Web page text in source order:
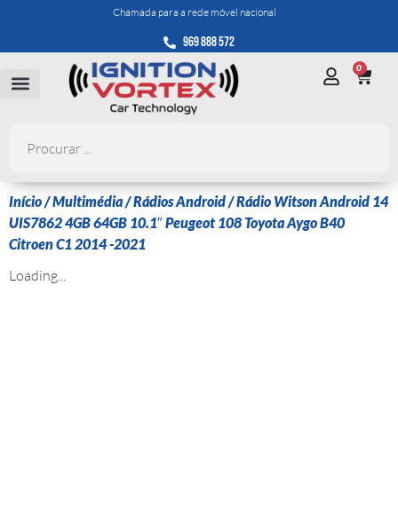
Chamada para a rede móvel nacional
969 888 572
0
Início/Multimédia/Rádios Android/ Rádio Witson Android 14
UIS7862 4GB 64GB 10.1″ Peugeot 108 Toyota Aygo B40
Citroen C1 2014 -2021
Loading...